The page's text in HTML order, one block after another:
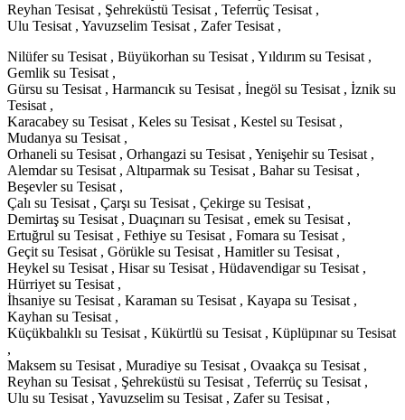
Reyhan Tesisat , Şehreküstü Tesisat , Teferrüç Tesisat ,
Ulu Tesisat , Yavuzselim Tesisat , Zafer Tesisat ,
Nilüfer su Tesisat , Büyükorhan su Tesisat , Yıldırım su Tesisat ,
Gemlik su Tesisat ,
Gürsu su Tesisat , Harmancık su Tesisat , İnegöl su Tesisat , İznik su
Tesisat ,
Karacabey su Tesisat , Keles su Tesisat , Kestel su Tesisat ,
Mudanya su Tesisat ,
Orhaneli su Tesisat , Orhangazi su Tesisat , Yenişehir su Tesisat ,
Alemdar su Tesisat , Altıparmak su Tesisat , Bahar su Tesisat ,
Beşevler su Tesisat ,
Çalı su Tesisat , Çarşı su Tesisat , Çekirge su Tesisat ,
Demirtaş su Tesisat , Duaçınarı su Tesisat , emek su Tesisat ,
Ertuğrul su Tesisat , Fethiye su Tesisat , Fomara su Tesisat ,
Geçit su Tesisat , Görükle su Tesisat , Hamitler su Tesisat ,
Heykel su Tesisat , Hisar su Tesisat , Hüdavendigar su Tesisat ,
Hürriyet su Tesisat ,
İhsaniye su Tesisat , Karaman su Tesisat , Kayapa su Tesisat ,
Kayhan su Tesisat ,
Küçükbalıklı su Tesisat , Kükürtlü su Tesisat , Küplüpınar su Tesisat
,
Maksem su Tesisat , Muradiye su Tesisat , Ovaakça su Tesisat ,
Reyhan su Tesisat , Şehreküstü su Tesisat , Teferrüç su Tesisat ,
Ulu su Tesisat , Yavuzselim su Tesisat , Zafer su Tesisat ,